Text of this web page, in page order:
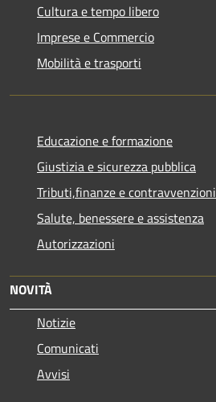
Cultura e tempo libero
Imprese e Commercio
Mobilità e trasporti
Educazione e formazione
Giustizia e sicurezza pubblica
Tributi,finanze e contravvenzioni
Salute, benessere e assistenza
Autorizzazioni
NOVITÀ
Notizie
Comunicati
Avvisi